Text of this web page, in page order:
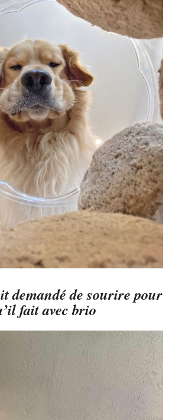
demandé de sourire pour
fait avec brio